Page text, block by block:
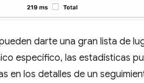
darte una gran lista de
específico, las estadísticas
en los detalles de un